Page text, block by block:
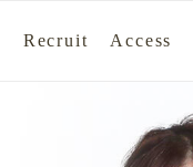
Recruit Access